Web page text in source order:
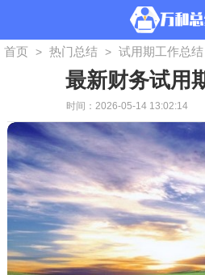
首页 > 热门总结 > 试用期工作总结
最新财务试用
时间：2026-05-14 13:02:14